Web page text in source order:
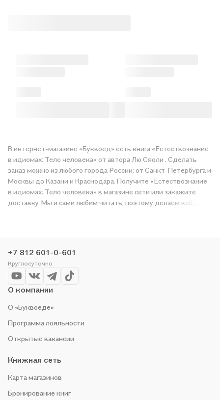
В интернет-магазине «Буквоед» есть книга «Естествознание
в идиомах: Тело человека» от автора Лю Сяоли . Сделать
заказ можно из любого города России: от Санкт-Петербурга и
Москвы до Казани и Краснодара. Получите «Естествознание
в идиомах: Тело человека» в магазине сети или закажите
доставку. Мы и сами любим читать, поэтому делаем всё,
+7 812 601-0-601
Круглосуточно
О компании
О «Буквоеде»
Программа лояльности
Открытые вакансии
Книжная сеть
Карта магазинов
Бронирование книг